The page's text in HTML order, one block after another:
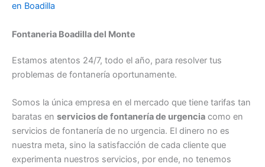
en Boadilla
Fontaneria Boadilla del Monte
Estamos atentos 24/7, todo el año, para resolver tus
problemas de fontanería oportunamente.
Somos la única empresa en el mercado que tiene tarifas tan
baratas en servicios de fontanería de urgencia como en
servicios de fontanería de no urgencia. El dinero no es
nuestra meta, sino la satisfacción de cada cliente que
experimenta nuestros servicios, por ende, no tenemos